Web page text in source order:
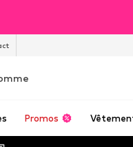
Promos